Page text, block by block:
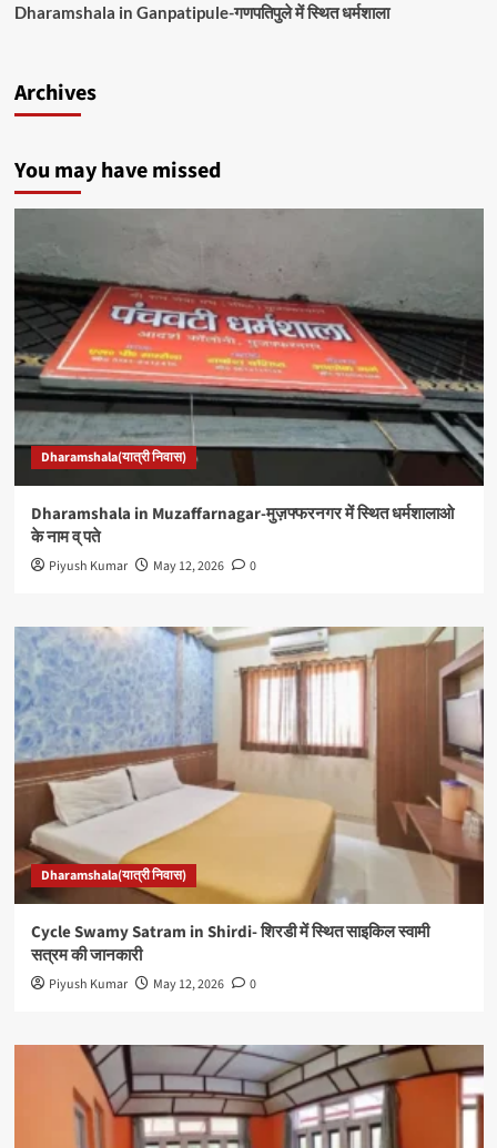
Dharamshala in Ganpatipule-गणपतिपुले में स्थित धर्मशाला
Archives
You may have missed
Dharamshala(यात्री निवास)
Dharamshala in Muzaffarnagar-मुज़फ्फरनगर में स्थित धर्मशालाओ
के नाम व् पते
Piyush Kumar May 12, 2026 0
Dharamshala(यात्री निवास)
Cycle Swamy Satram in Shirdi- शिरडी में स्थित साइकिल स्वामी
सत्रम की जानकारी
Piyush Kumar May 12, 2026 0